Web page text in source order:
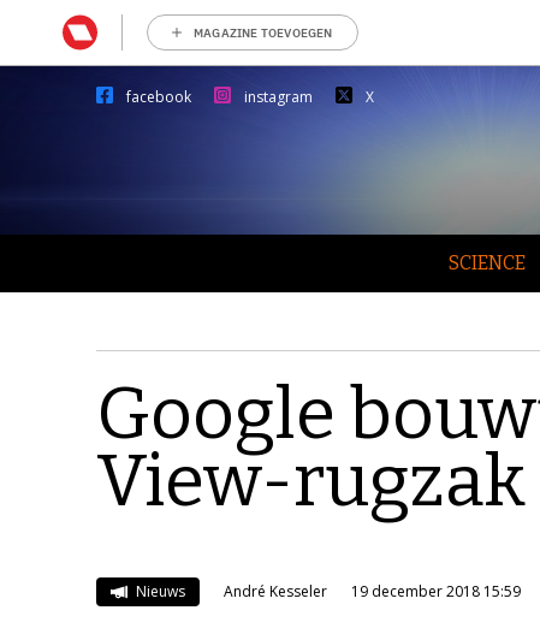
MAGAZINE TOEVOEGEN
facebook instagram X
SCIENCE
Google
View-rugzak
Nieuws André Kesseler 19 december 2018 15:59